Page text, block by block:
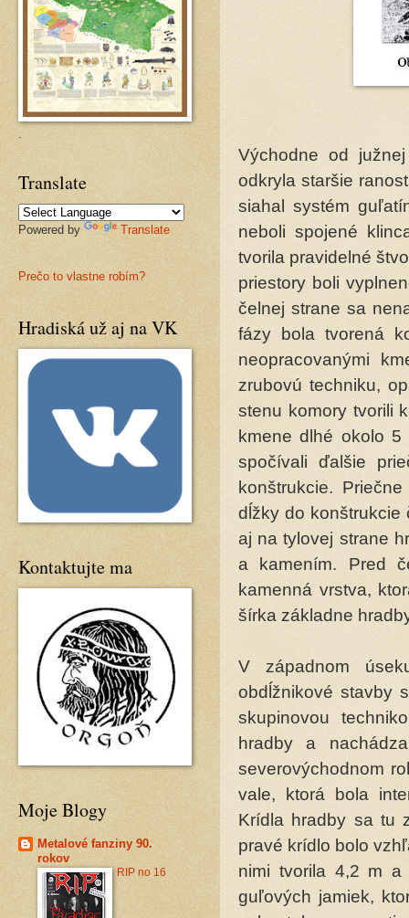
Východne od
odkryla staršie
siahal systém
neboli spojené
tvorila pravidelné
priestory boli
čelnej strane sa
fázy bola tvorená
neopracovanými
zrubovú techniku,
stenu komory tvorili
kmene dlhé okolo
spočívali ďalšie
konštrukcie.
dĺžky do konštrukcie
aj na tylovej strane
a kamením. Pred
kamenná vrstva,
šírka základne
V západnom
obdĺžnikové stavby
skupinovou
hradby a
severovýchodnom
vale, ktorá bola
Krídla hradby sa tu
pravé krídlo bolo
nimi tvorila 4,2 m a
guľových jamiek,
Translate
Powered by Translate
Prečo to vlastne robím?
Hradiská už aj na VK
Kontaktujte ma
Moje Blogy
Metalové fanziny 90.
rokov
RIP no 16